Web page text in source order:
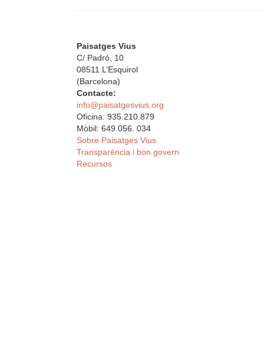
Paisatges Vius
C/ Padró, 10
08511 L’Esquirol
(Barcelona)
Contacte:
info@paisatgesvius.org
Oficina: 935.210.879
Mòbil: 649.056. 034
Sobre Paisatges Vius
Transparència i bon govern
Recursos